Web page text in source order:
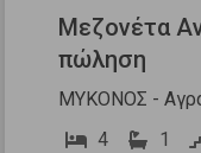
Μεζονέτα
πώληση
ΜΥΚΟΝΟΣ -
4
1